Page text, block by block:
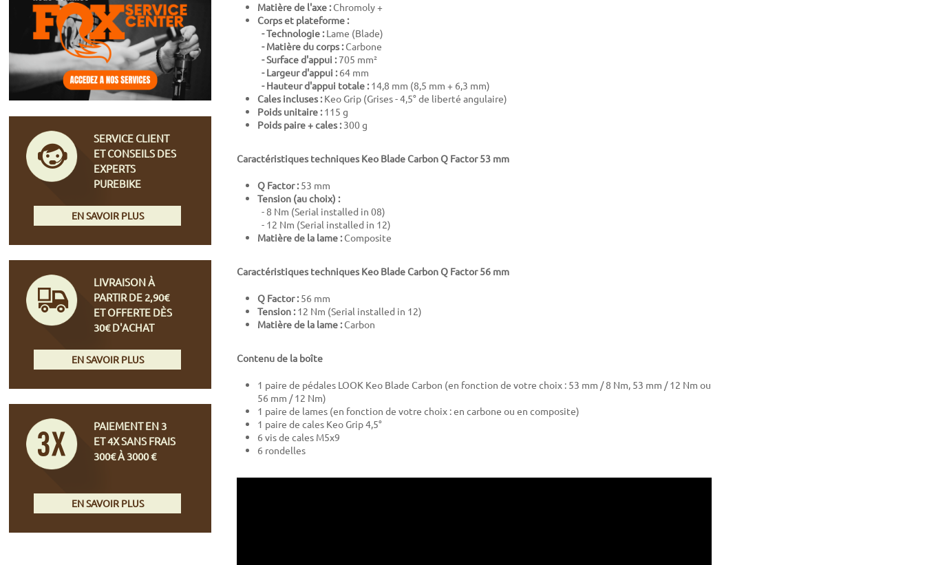
Matière de l'axe : Chromoly +
Corps et plateforme :
- Technologie : Lame (Blade)
- Matière du corps : Carbone
- Surface d'appui :705 mm²
- Largeur d'appui : 64 mm
- Hauteur d'appui totale : 14,8 mm (8,5 mm + 6,3 mm)
Cales incluses : Keo Grip (Grises - 4,5° de liberté angulaire)
Poids unitaire : 115 g
Poids paire + cales : 300 g
Caractéristiques techniques Keo Blade Carbon Q Factor 53 mm
Q Factor : 53 mm
Tension (au choix) :
- 8 Nm (Serial installed in 08)
- 12 Nm (Serial installed in 12)
Matière de la lame : Composite
Caractéristiques techniques Keo Blade Carbon Q Factor 56 mm
Q Factor : 56 mm
Tension : 12 Nm (Serial installed in 12)
Matière de la lame : Carbon
Contenu de la boîte
1 paire de pédales LOOK Keo Blade Carbon (en fonction de votre choix : 53 mm / 8 Nm, 53 mm / 12 Nm ou
56 mm / 12 Nm)
1 paire de lames (en fonction de votre choix : en carbone ou en composite)
1 paire de cales Keo Grip 4,5°
6 vis de cales M5x9
6 rondelles
SERVICE CLIENT
ET CONSEILS DES
EXPERTS
PUREBIKE
EN SAVOIR PLUS
LIVRAISON À
PARTIR DE 2,90€
ET OFFERTE DÈS
30€ D'ACHAT
EN SAVOIR PLUS
PAIEMENT EN 3
ET 4X SANS FRAIS
300€ À 3000 €
EN SAVOIR PLUS